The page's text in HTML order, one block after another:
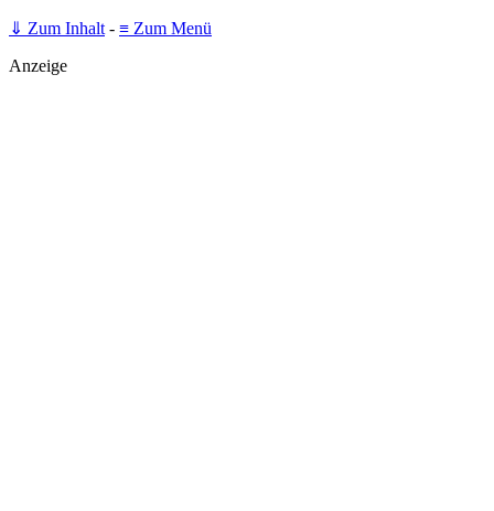
⇓ Zum Inhalt - ≡ Zum Menü
Anzeige